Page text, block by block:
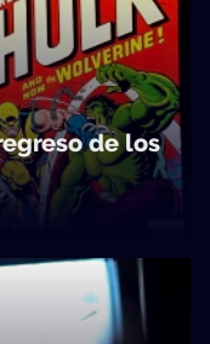
de los